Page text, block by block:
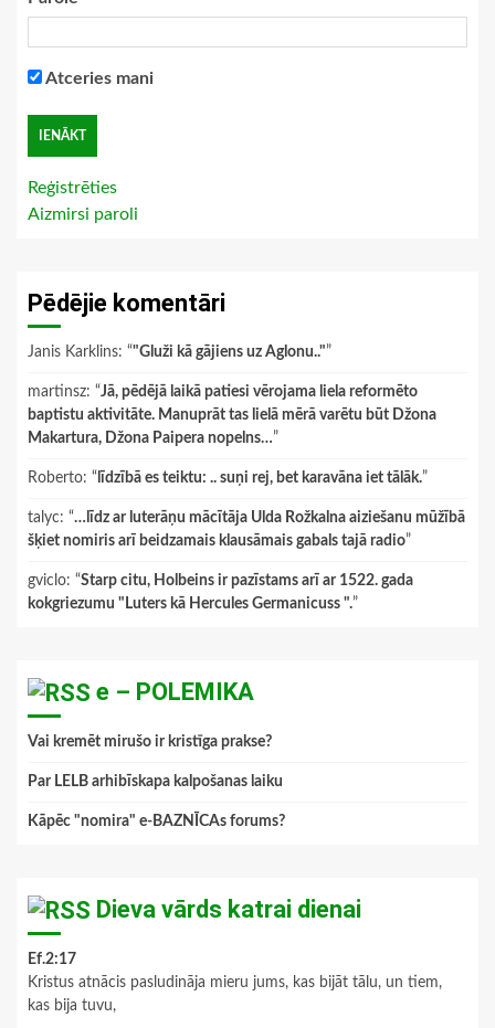
Atceries mani
Reģistrēties
Aizmirsi paroli
Pēdējie komentāri
Janis Karklins: “"Gluži kā gājiens uz Aglonu.."”
martinsz: “Jā, pēdējā laikā patiesi vērojama liela reformēto
baptistu aktivitāte. Manuprāt tas lielā mērā varētu būt Džona
Makartura, Džona Paipera nopelns…”
Roberto: “ līdzībā es teiktu: .. suņi rej, bet karavāna iet tālāk.”
talyc: “…līdz ar luterāņu mācītāja Ulda Rožkalna aiziešanu mūžībā
šķiet nomiris arī beidzamais klausāmais gabals tajā radio”
gviclo: “Starp citu, Holbeins ir pazīstams arī ar 1522. gada
kokgriezumu "Luters kā Hercules Germanicuss ".”
e – POLEMIKA
Vai kremēt mirušo ir kristīga prakse?
Par LELB arhibīskapa kalpošanas laiku
Kāpēc "nomira" e-BAZNĪCAs forums?
Dieva vārds katrai dienai
Ef.2:17
Kristus atnācis pasludināja mieru jums, kas bijāt tālu, un tiem,
kas bija tuvu,